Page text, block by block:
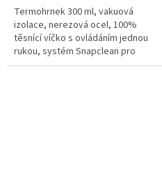
Termohrnek 300 ml, vakuová
izolace, nerezová ocel, 100%
těsnící víčko s ovládáním jednou
rukou, systém Snapclean pro
snadné čištění, kompaktní